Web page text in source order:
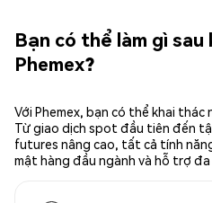
Bạn có thể làm gì
Phemex?
Với Phemex, bạn có thể khai
Từ giao dịch spot đầu tiên đến
futures nâng cao, tất cả tính
mật hàng đầu ngành và hỗ trợ đa